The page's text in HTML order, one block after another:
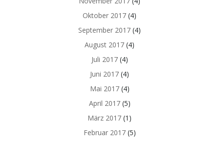
Oktober 2017 (4)
September 2017 (4)
August 2017 (4)
Juli 2017(4)
Juni 2017 (4)
Mai 2017(4)
April 2017(5)
März 2017 (1)
Februar 2017(5)